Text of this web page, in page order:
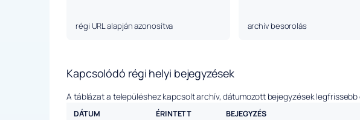
régi URL alapján azonosítva archív besorolás
Kapcsolódó régi helyi bejegyzések
A táblázat a településhez kapcsolt archív, dátumozott bejegyzések
DÁTUM ÉRINTETT BEJEGYZÉS